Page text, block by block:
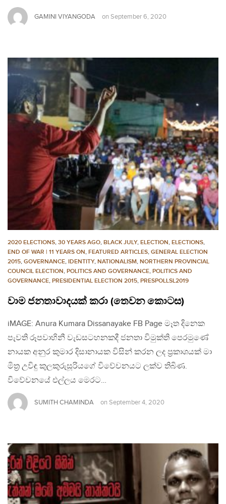
GAMINI VIYANGODA on September 6, 2020
2020 ELECTIONS, 30 YEARS AGO, BLACK JULY, ELECTION, ELECTIONS,
END OF WAR | 11 YEARS ON, FEATURED ARTICLES, GENERAL ELECTION
2015, GOVERNANCE, IDENTITY, NATIONALISM, NORTHERN PROVINCIAL
COUNCIL ELECTION, POLITICS AND GOVERNANCE, POLITICS AND
GOVERNANCE, PRESIDENTIAL ELECTION 2015, PRESPOLLSL2019
වාම ජනතාවාදයක් කරා (තෙවන කොටස)
iMAGE: Anura Kumara Dissanayake FB Page මෑත දිනෙක
පැවති රූපවාහිනී වැඩසටහනකදී ජනතා විමුක්ති පෙරමුණේ
නායක අනුර කුමාර දිසානායක විසින් කරන ලද ප්‍රකාශයක් මා
මිත්‍ර උවිඳු කුලකුරුසූරියගේ විවේචනයට ලක්ව තිබිණ.
විවේචනයේ එල්ලය මෙරට…
SUMITH CHAMINDA on September 4, 2020